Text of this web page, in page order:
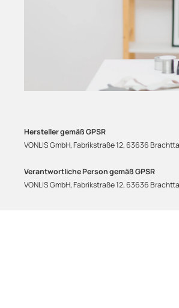
Hersteller gemäß GPSR
VONLIS GmbH, Fabrikstraße 12, 63636
Verantwortliche Person gemäß GPSR
VONLIS GmbH, Fabrikstraße 12, 63636